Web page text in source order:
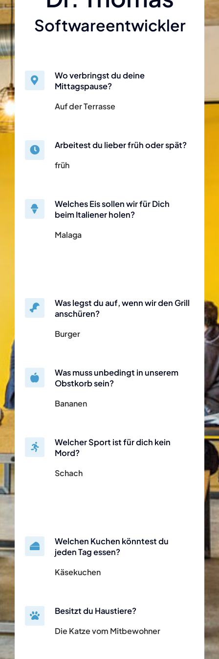
Softwareentwickler
Wo verbringst du deine
Mittagspause?
Auf der Terrasse
Arbeitest du lieber früh oder spät?
früh
Welches Eis sollen wir für Dich
beim Italiener holen?
Malaga
Was legst du auf, wenn wir den Grill
anschüren?
Burger
Was muss unbedingt in unserem
Obstkorb sein?
Bananen
Welcher Sport ist für dich kein
Mord?
Schach
Welchen Kuchen könntest du
jeden Tag essen?
Käsekuchen
Besitzt du Haustiere?
Die Katze vom Mitbewohner